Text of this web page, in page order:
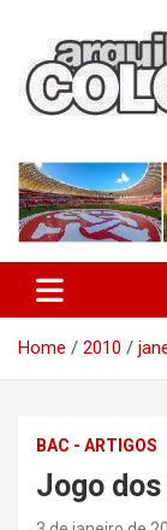
content
Home 2010
BAC - ARTIGOS
Jogo dos